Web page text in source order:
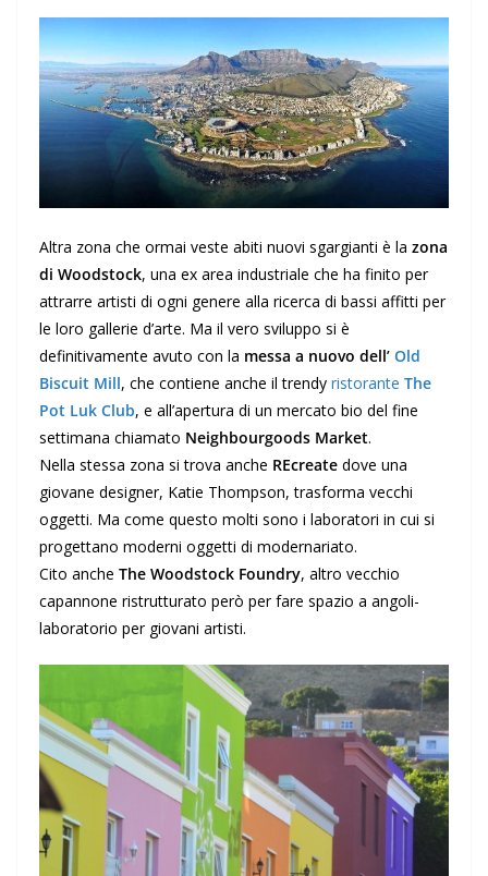
Altra zona che ormai veste abiti nuovi sgargianti è la zona
di Woodstock, una ex area industriale che ha finito per
attrarre artisti di ogni genere alla ricerca di bassi affitti per
le loro gallerie d’arte. Ma il vero sviluppo si è
definitivamente avuto con la messa a nuovo dell’ Old
Biscuit Mill, che contiene anche il trendy ristorante The
Pot Luk Club, e all’apertura di un mercato bio del fine
settimana chiamato Neighbourgoods Market.
Nella stessa zona si trova anche REcreate dove una
giovane designer, Katie Thompson, trasforma vecchi
oggetti. Ma come questo molti sono i laboratori in cui si
progettano moderni oggetti di modernariato.
Cito anche The Woodstock Foundry, altro vecchio
capannone ristrutturato però per fare spazio a angoli-
laboratorio per giovani artisti.